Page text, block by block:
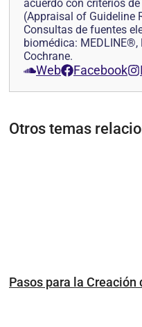
acuerdo con criterios
(Appraisal of Guideline
Consultas de fuentes
biomédica:
Cochrane.
Web Facebook
Otros temas
Pasos para la Creación